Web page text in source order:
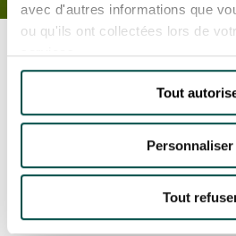
avec d'autres informations que
ou qu'ils ont collectées lors de
services.
Tout
Personnaliser
Tout
BTOB – ENTREPRISES
Accueil Toutes les
Animations, courses et
Saint-Cloud le
COURSES
GRATUITS
CLOUD LE